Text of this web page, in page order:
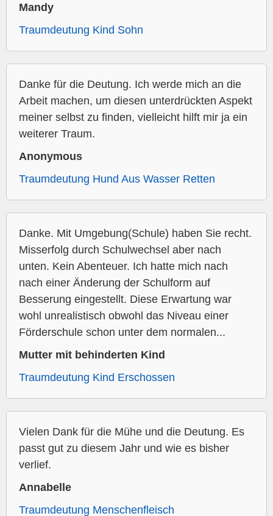
Mandy
Traumdeutung Kind Sohn
Danke für die Deutung. Ich werde mich an die
Arbeit machen, um diesen unterdrückten Aspekt
meiner selbst zu finden, vielleicht hilft mir ja ein
weiterer Traum.
Anonymous
Traumdeutung Hund Aus Wasser Retten
Danke. Mit Umgebung(Schule) haben Sie recht.
Misserfolg durch Schulwechsel aber nach
unten. Kein Abenteuer. Ich hatte mich nach
nach einer Änderung der Schulform auf
Besserung eingestellt. Diese Erwartung war
wohl unrealistisch obwohl das Niveau einer
Förderschule schon unter dem normalen...
Mutter mit behinderten Kind
Traumdeutung Kind Erschossen
Vielen Dank für die Mühe und die Deutung. Es
passt gut zu diesem Jahr und wie es bisher
verlief.
Annabelle
Traumdeutung Menschenfleisch